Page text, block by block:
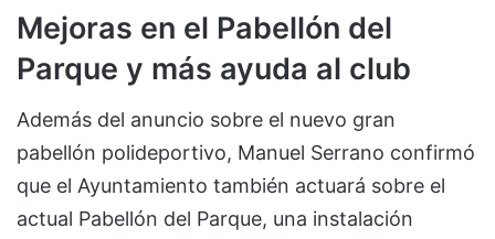
Mejoras en el Pabellón del
Parque y más ayuda al club
Además del anuncio sobre el nuevo gran
pabellón polideportivo, Manuel Serrano confirmó
que el Ayuntamiento también actuará sobre el
actual Pabellón del Parque, una instalación